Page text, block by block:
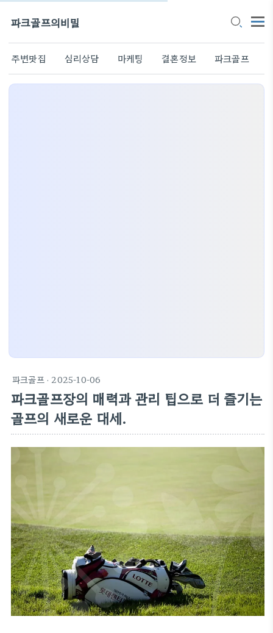
파크골프의비밀
주변맛집 심리상담 마케팅 결혼정보 파크골프
파크골프· 2025-10-06
파크골프장의 매력과 관리 팁으로 더 즐기는
골프의 새로운 대세.